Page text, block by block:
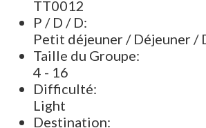
TT0012
P / D / D:
Petit déjeuner / Déjeuner /
Taille du Groupe:
4 - 16
Difficulté:
Light
Destination: